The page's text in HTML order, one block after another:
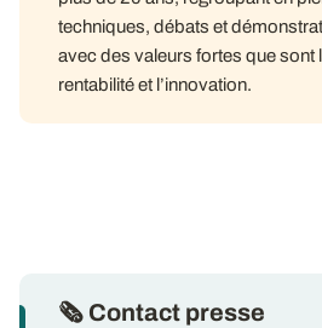
techniques, débats et
avec des valeurs fortes que sont
rentabilité et l’innovation.
🗞 Contact presse